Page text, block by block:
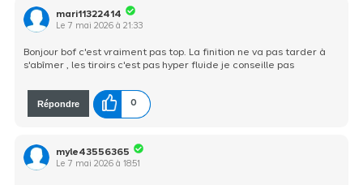
mari11322414
Le 7 mai 2026 à21:33
Bonjour bof c'est vraiment pas top. La finition ne va pas tarder à
s'abîmer , les tiroirs c'est pas hyper fluide je conseille pas
Répondre 0
myle43556365
Le 7 mai 2026 à18:51